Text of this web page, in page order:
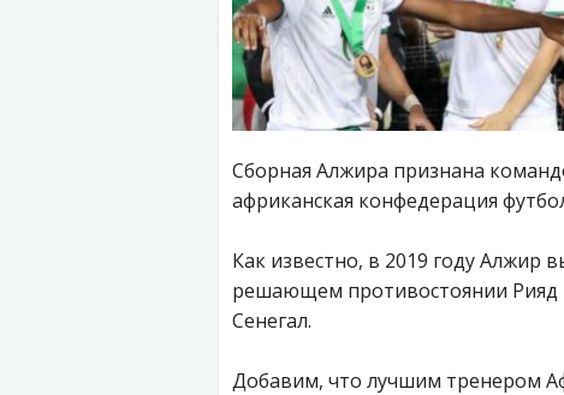
Сборная Алжира признана
африканская конфедерация
Как известно, в 2019 году Алжир
решающем противостоянии
Сенегал.
Добавим, что лучшим тренером